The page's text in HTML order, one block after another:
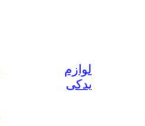
لوازم
یدکی